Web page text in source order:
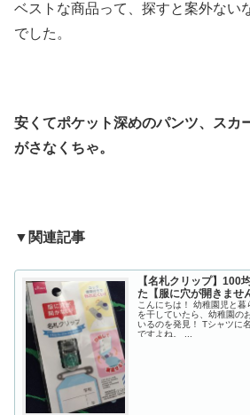
ベストな商品って、探すと案外ない
でした。
安くてポケット深めのパンツ、スカ
がさなくちゃ。
▼ 関連記事
【名札クリップ】100
た【服に穴が開きませ
こんにちは！ 幼稚園児と暮らしているカイカです。 洗濯物
を干していたら、幼稚園の
いるのを発見！ Tシャツに名札をつけると、穴が開きがち